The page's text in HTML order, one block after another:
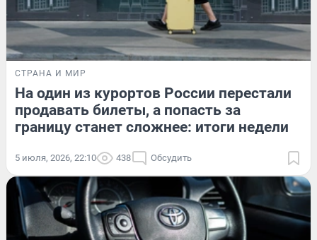
СТРАНА И МИР
На один из курортов России перестали
продавать билеты, а попасть за
границу станет сложнее: итоги недели
5 июля, 2026, 22:10 438 Обсудить